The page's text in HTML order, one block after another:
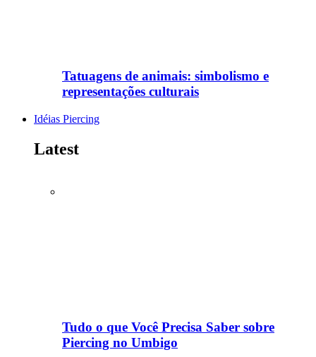
Tatuagens de animais: simbolismo e
representações culturais
Idéias Piercing
Latest
Tudo o que Você Precisa Saber sobre
Piercing no Umbigo